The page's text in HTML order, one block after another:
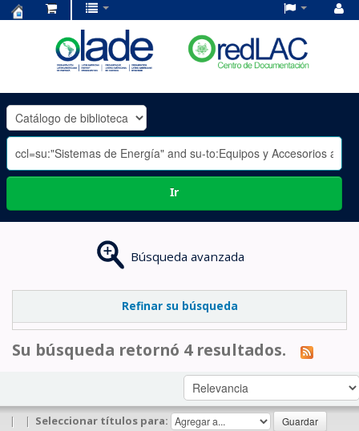
OLADE
-
Ir
Búsqueda avanzada
Refinar su búsqueda
Su búsqueda retornó 4 resultados.
| | Seleccionar títulos para: